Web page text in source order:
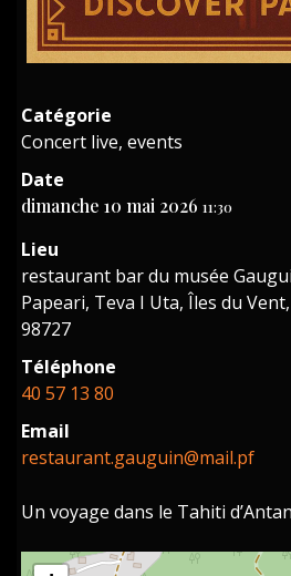
Catégorie
Concert live, events
Date
dimanche 10 mai 2026 11:30
Lieu
restaurant bar du musée
Papeari, Teva I Uta, Îles du
98727
Téléphone
40 57 13 80
Email
restaurant.gauguin@mail.pf
Un voyage dans le Tahiti